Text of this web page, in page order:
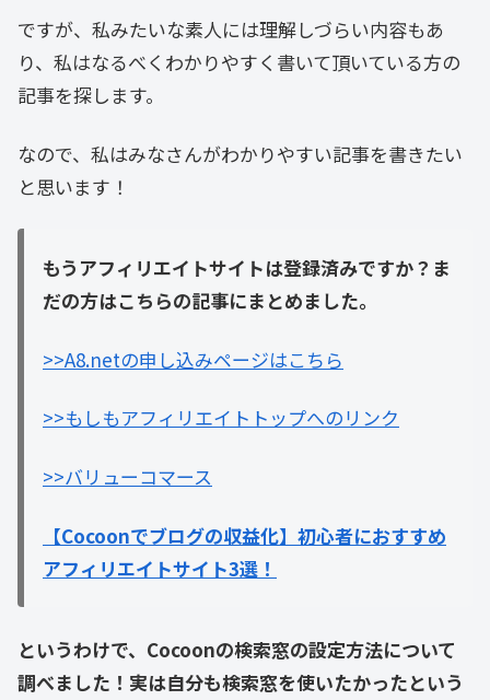
ですが、私みたいな素人には理解しづらい内容もあ
り、私はなるべくわかりやすく書いて頂いている方の
記事を探します。
なので、私はみなさんがわかりやすい記事を書きたい
と思います！
もうアフィリエイトサイトは登録済みですか？ ま
だの方はこちらの記事にまとめました。
>>A8.netの申し込みページはこちら
>>もしもアフィリエイトトップへのリンク
>>バリューコマース
【Cocoonでブログの収益化】初心者におすすめ
アフィリエイトサイト3選！
というわけで、Cocoonの検索窓の設定方法について
調べました！実は自分も検索窓を使いたかったという